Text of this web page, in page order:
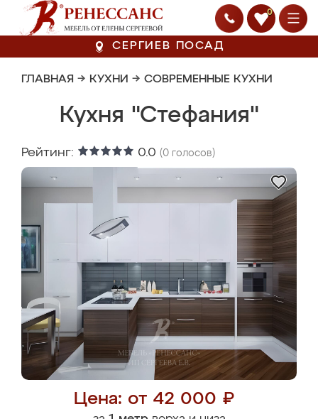
0
СЕРГИЕВ ПОСАД
ГЛАВНАЯ → КУХНИ → СОВРЕМЕННЫЕ КУХНИ
Кухня "Стефания"
Рейтинг: 0.0 (0 голосов)
Цена: от 42 000 ₽